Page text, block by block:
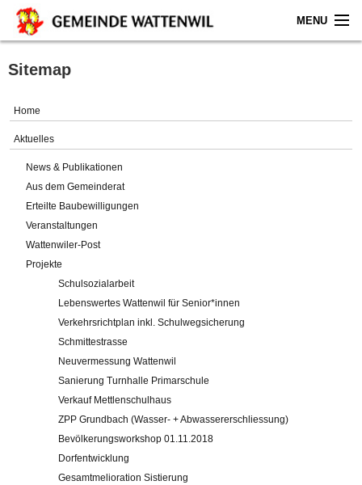
MENU
Home
Gemeinde
Verwaltung
Online-Service
Impressum
Sitemap
Home
Aktuelles
News & Publikationen
Aus dem Gemeinderat
Erteilte Baubewilligungen
Veranstaltungen
Wattenwiler-Post
Projekte
Schulsozialarbeit
Lebenswertes Wattenwil für Senior*innen
Verkehrsrichtplan inkl. Schulwegsicherung
Schmittestrasse
Neuvermessung Wattenwil
Sanierung Turnhalle Primarschule
Verkauf Mettlenschulhaus
ZPP Grundbach (Wasser- + Abwassererschliessung)
Bevölkerungsworkshop 01.11.2018
Dorfentwicklung
Gesamtmelioration Sistierung